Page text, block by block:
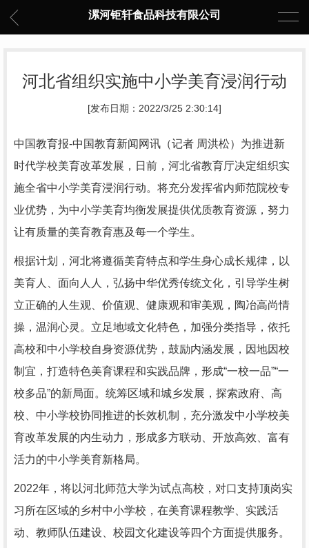
漯河钜轩食品科技有限公司
河北省组织实施中小学美育浸润行动
[发布日期：2022/3/25 2:30:14]
中国教育报-中国教育新闻网讯（记者 周洪松）为推进新
时代学校美育改革发展，日前，河北省教育厅决定组织实
施全省中小学美育浸润行动。将充分发挥省内师范院校专
业优势，为中小学美育均衡发展提供优质教育资源，努力
让有质量的美育教育惠及每一个学生。
根据计划，河北将遵循美育特点和学生身心成长规律，以
美育人、面向人人，弘扬中华优秀传统文化，引导学生树
立正确的人生观、价值观、健康观和审美观，陶冶高尚情
操，温润心灵。立足地域文化特色，加强分类指导，依托
高校和中小学校自身资源优势，鼓励内涵发展，因地因校
制宜，打造特色美育课程和实践品牌，形成“一校一品”“一
校多品”的新局面。统筹区域和城乡发展，探索政府、高
校、中小学校协同推进的长效机制，充分激发中小学校美
育改革发展的内生动力，形成多方联动、开放高效、富有
活力的中小学美育新格局。
2022年，将以河北师范大学为试点高校，对口支持顶岗实
习所在区域的乡村中小学校，在美育课程教学、实践活
动、教师队伍建设、校园文化建设等四个方面提供服务。